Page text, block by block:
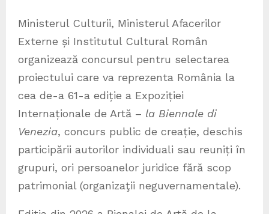
Ministerul Culturii, Ministerul Afacerilor
Externe și Institutul Cultural Român
organizează concursul pentru selectarea
proiectului care va reprezenta România la
cea de-a 61-a ediție a Expoziției
Internaționale de Artă – la Biennale di
Venezia, concurs public de creație, deschis
participării autorilor individuali sau reuniți în
grupuri, ori persoanelor juridice fără scop
patrimonial (organizaţii neguvernamentale).